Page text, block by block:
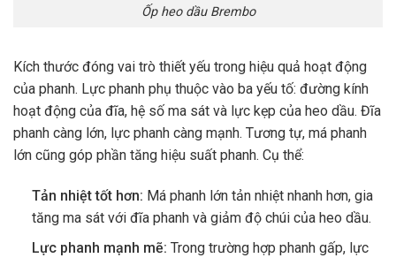
Ốp heo dầu Brembo
Kích thước đóng vai trò thiết yếu trong hiệu quả hoạt động
của phanh. Lực phanh phụ thuộc vào ba yếu tố: đường kính
hoạt động của đĩa, hệ số ma sát và lực kẹp của heo dầu. Đĩa
phanh càng lớn, lực phanh càng mạnh. Tương tự, má phanh
lớn cũng góp phần tăng hiệu suất phanh. Cụ thể:
Tản nhiệt tốt hơn: Má phanh lớn tản nhiệt nhanh hơn, gia
tăng ma sát với đĩa phanh và giảm độ chúi của heo dầu.
Lực phanh mạnh mẽ: Trong trường hợp phanh gấp, lực